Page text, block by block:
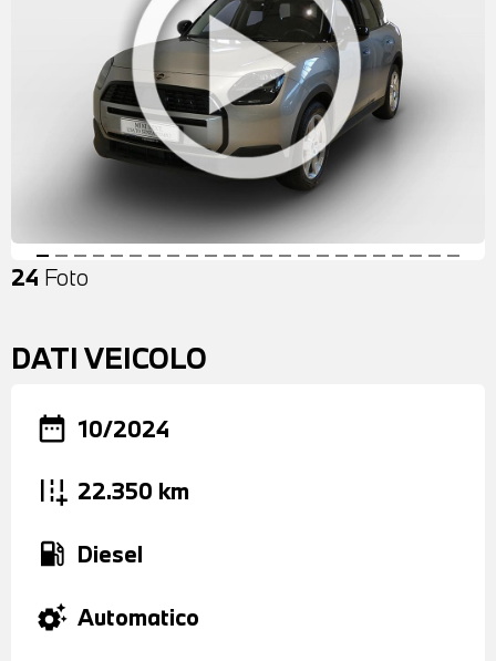
24 Foto
DATI VEICOLO
date_range 10/2024
add_road 22.350 km
local_gas_station Diesel
settings_suggest Automatico